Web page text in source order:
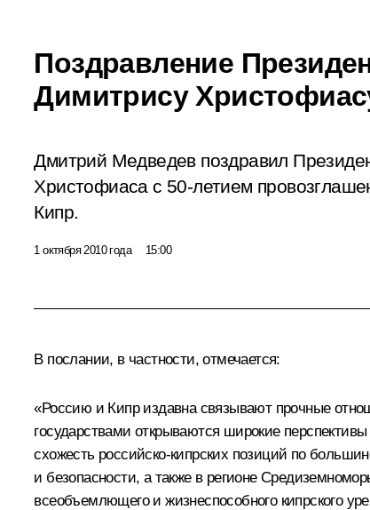
Поздравление
Димитрису
Дмитрий Медведев поздравил
Христофиаса с 50-летием
Кипр.
1 октября 2010 года 15:00
В послании, в частности, отмечается:
«Россию и Кипр издавна связывают прочные
государствами открываются широкие перспективы
схожесть российско-кипрских позиций по
и безопасности, а также в регионе
всеобъемлющего и жизнеспособного кипрского